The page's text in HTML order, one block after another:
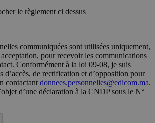
le règlement ci dessus
communiquées sont utilisées uniquement,
acceptation, pour recevoir les communications
Conformément à la loi 09-08, je suis
d’accès, de rectification et d’opposition pour
contactant donnees.personnelles@edicom.ma.
d’une déclaration à la CNDP sous le N°